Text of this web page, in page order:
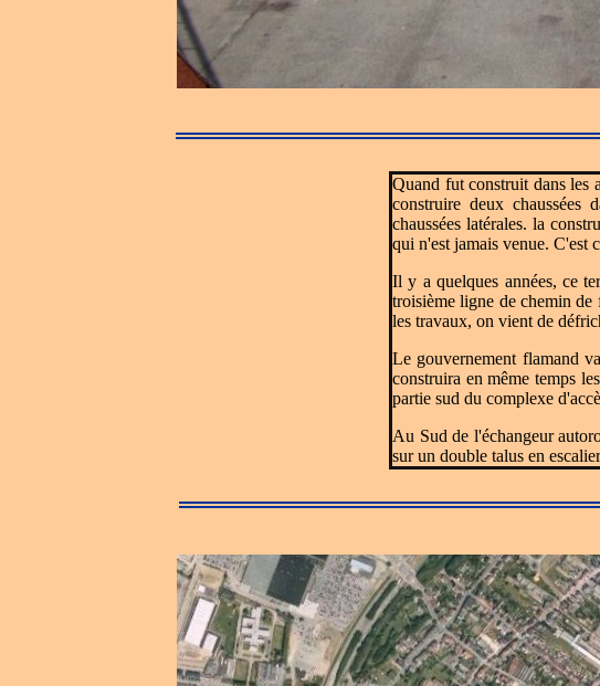
Quand fut construit dans les
construire deux chaussées
chaussées latérales. la
qui n'est jamais venue. C'est
Il y a quelques années, ce
troisième ligne de chemin
les travaux, on vient de
Le gouvernement flamand
construira en même temps
partie sud du complexe
Au Sud de l'échangeur
sur un double talus en